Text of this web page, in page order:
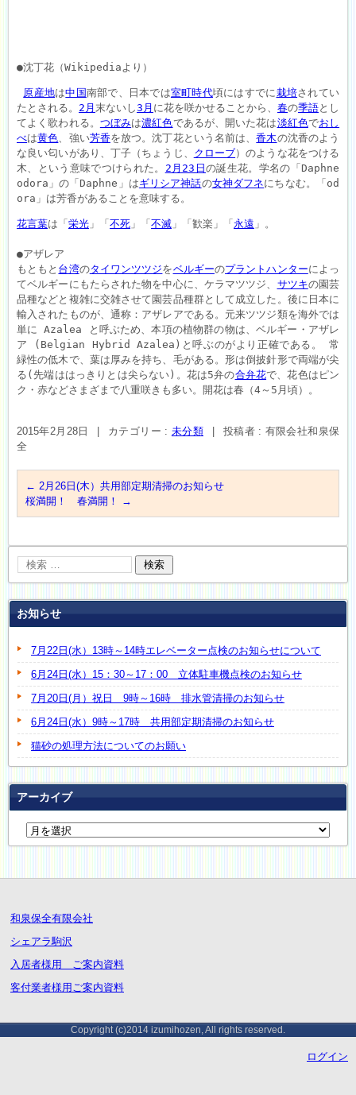
●沈丁花（Wikipediaより）
原産地は中国南部で、日本では室町時代頃にはすでに 栽培されてい
たとされる。 2月 末ないし3月 に花を咲かせることから、 春の季語とし
てよく歌われる。 つぼみは濃紅色であるが、開いた花は淡紅色でおし
べは黄色 、強い芳香を放つ。沈丁花という名前は、香木の沈香のよう
な良い匂いがあり、丁子（ちょうじ、 クローブ）のような花をつける
木、という意味でつけられた。 2月23日の誕生花。学名の「Daphne
odora」の「Daphne」はギリシア神話の女神ダフネにちなむ。「od
ora」は芳香があることを意味する。
花言葉は「 栄光 」「 不死 」「 不滅 」「歓楽」「 永遠 」。
●アザレア
もともと 台湾のタイワンツツジをベルギーのプラントハンターによっ
てベルギーにもたらされた物を中心に、ケラマツツジ、 サツキの園芸
品種などと複雑に交雑させて園芸品種群として成立した。後に日本に
輸入されたものが、通称：アザレアである。元来ツツジ類を海外では
単に Azalea と呼ぶため、本項の植物群の物は、ベルギー・アザレ
ア (Belgian Hybrid Azalea)と呼ぶのがより正確である。 常
緑性の低木で、葉は厚みを持ち、毛がある。形は倒披針形で両端が尖
る(先端ははっきりとは尖らない)。花は5弁の合弁花で、花色はピン
ク・赤などさまざまで八重咲きも多い。開花は春（4～5月頃）。
2015年2月28日 カテゴリー : 未分類
投稿者 : 有限会社和泉保
全
← 2月26日(木）共用部定期清掃のお知らせ
桜満開！ 春満開！
→
お知らせ
7月22日(水）13時～14時エレベーター点検のお知らせについて
6月24日(水）15：30～17：00 立体駐車機点検のお知らせ
7月20日(月）祝日 9時～16時 排水管清掃のお知らせ
6月24日(水）9時～17時 共用部定期清掃のお知らせ
猫砂の処理方法についてのお願い
アーカイブ
和泉保全有限会社
シェアラ駒沢
入居者様用 ご案内資料
客付業者様用ご案内資料
Copyright (c)2014 izumihozen, All rights reserved.
ログイン